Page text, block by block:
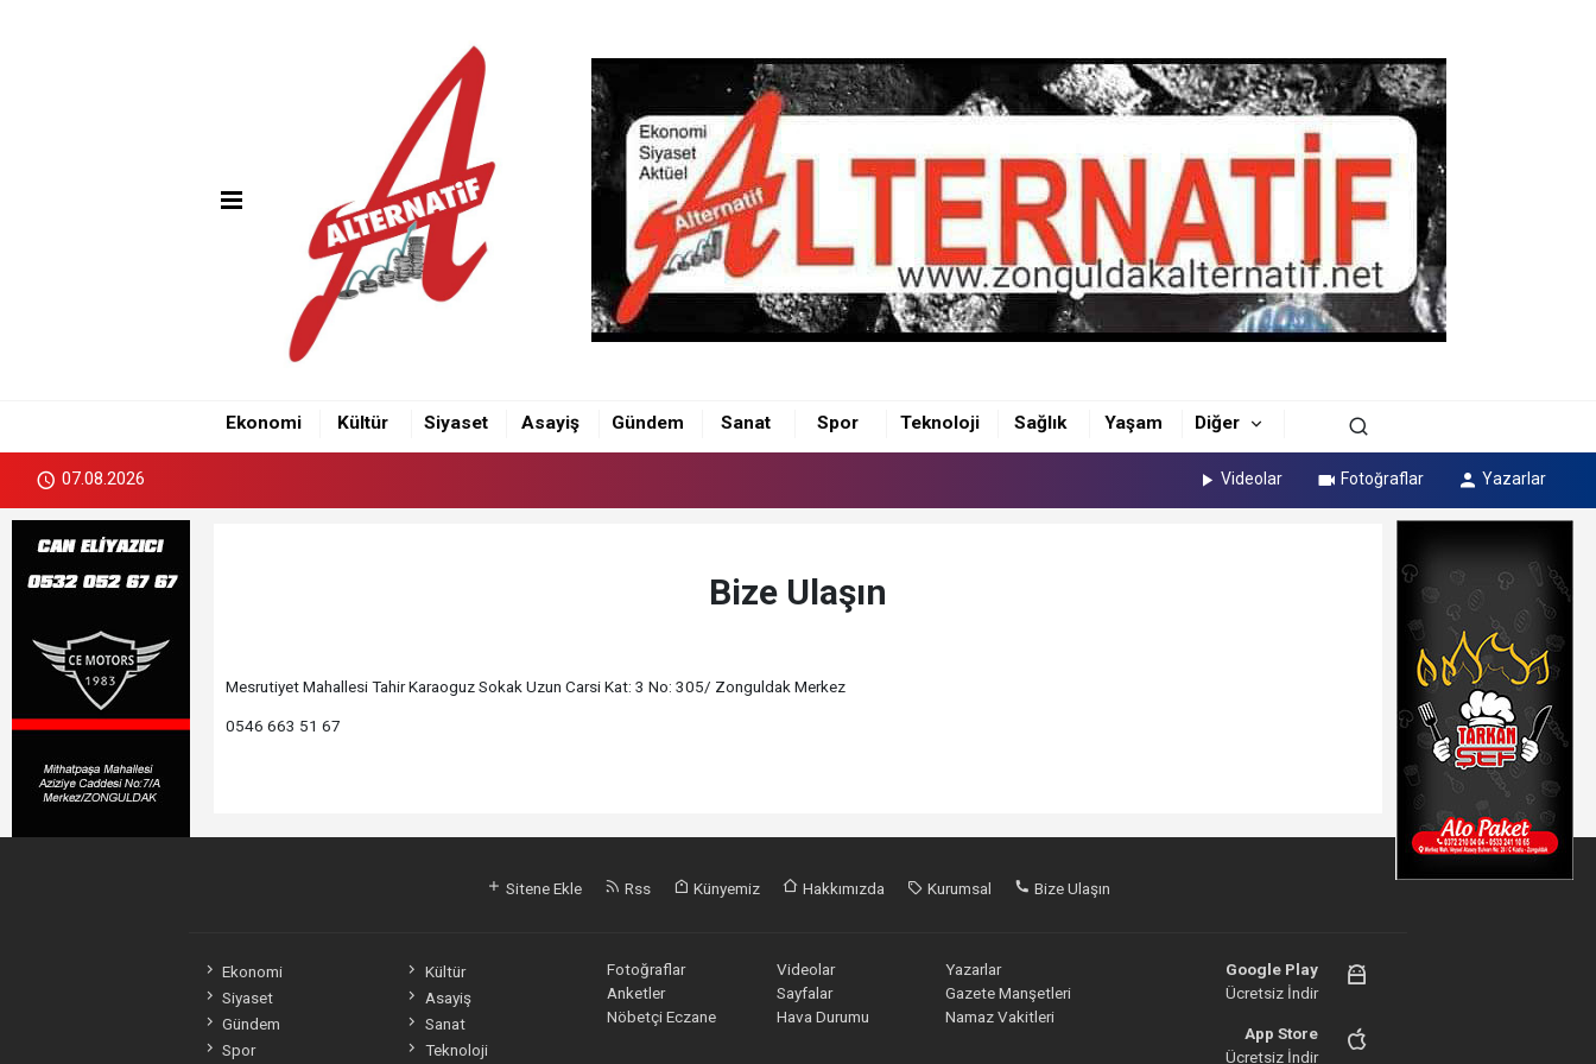
Ekonomi Kültür Siyaset Asayiş Gündem Sanat Spor Teknoloji Sağlık Yaşam Diğer
07.08.2026 Videolar Fotoğraflar Yazarlar
Bize Ulaşın
Mesrutiyet Mahallesi Tahir Karaoguz Sokak Uzun Carsi Kat: 3 No: 305/ Zonguldak Merkez
0546 663 51 67
Sitene Ekle Rss Künyemiz Hakkımızda Kurumsal Bize Ulaşın
Ekonomi
Kültür
Siyaset
Asayiş
Gündem
Sanat
Spor
Teknoloji
Fotoğraflar Videolar
Yazarlar
Anketler
Sayfalar
Gazete Manşetleri
Nöbetçi Eczane
Hava Durumu Namaz Vakitleri
Google Play
Ücretsiz İndir
App Store
Ücretsiz İndir